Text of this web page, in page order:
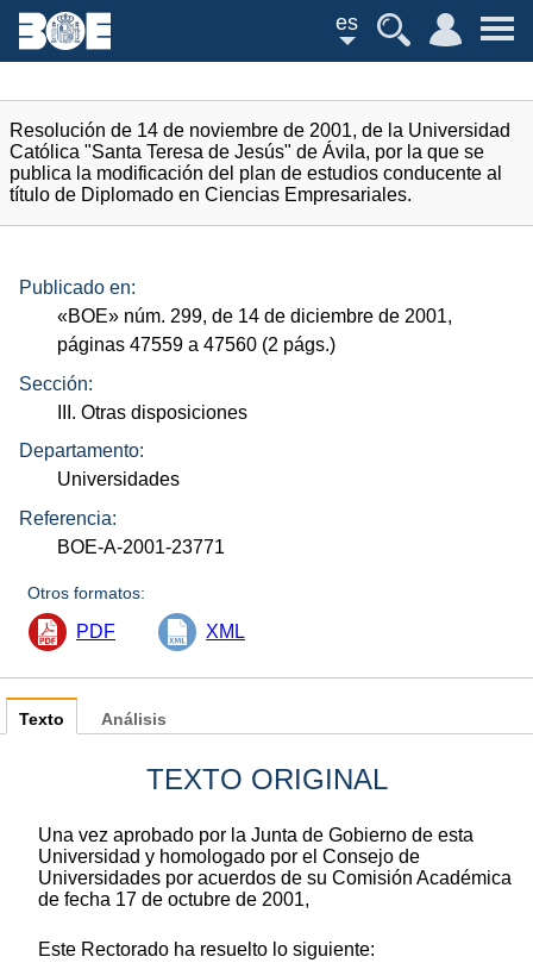
es
Resolución de 14 de noviembre de 2001, de la Universidad
Católica "Santa Teresa de Jesús" de Ávila, por la que se
publica la modificación del plan de estudios conducente al
título de Diplomado en Ciencias Empresariales.
Publicado en:
«BOE» núm. 299, de 14 de diciembre de 2001,
páginas 47559 a 47560 (2 págs.)
Sección:
III. Otras disposiciones
Departamento:
Universidades
Referencia:
BOE-A-2001-23771
Otros formatos:
PDF XML
Texto
TEXTO ORIGINAL
Una vez aprobado por la Junta de Gobierno de esta
Universidad y homologado por el Consejo de
Universidades por acuerdos de su Comisión Académica
de fecha 17 de octubre de 2001,
Este Rectorado ha resuelto lo siguiente:
Análisis